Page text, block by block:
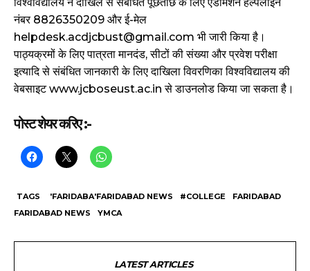
विश्वविद्यालय ने दाखिले से संबंधित पूछताछ के लिए एडमिशन हेल्पलाइन
नंबर 8826350209 और ई-मेल
helpdesk.acdjcbust@gmail.com भी जारी किया है।
पाठ्यक्रमों के लिए पात्रता मानदंड, सीटों की संख्या और प्रवेश परीक्षा
इत्यादि से संबंधित जानकारी के लिए दाखिला विवरणिका विश्वविद्यालय की
वेबसाइट www.jcboseust.ac.in से डाउनलोड किया जा सकता है।
पोस्ट शेयर करिए :-
TAGS 'FARIDABA'FARIDABAD NEWS #COLLEGE
FARIDABAD
FARIDABAD NEWS
YMCA
LATEST ARTICLES